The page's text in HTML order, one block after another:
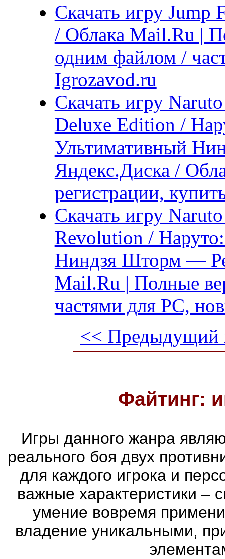
Скачать игру
/ Облака Mail.Ru |
одним файлом /
Igrozavod.ru
Скачать игру
Deluxe Edition /
Ультимативный
Яндекс.Диска /
регистрации,
Скачать игру
Revolution /
Ниндзя Шторм —
Mail.Ru | Полные
частями для PC,
<< Предыдущий
Файтинг:
Игры данного жанра
реального боя двух
для каждого игрока и
важные характеристики –
умение вовремя
владение уникальными,